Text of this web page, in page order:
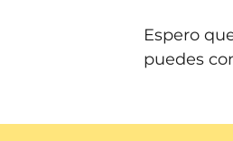
Espero
puedes